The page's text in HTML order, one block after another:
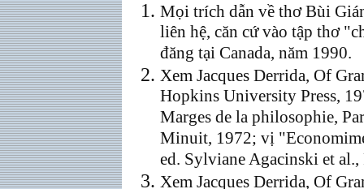
Mọi trích dẫn về thơ Bùi
liên hệ, căn cứ vào tập thơ
đăng tại Canada, năm 1990.
Xem Jacques Derrida, Of
Hopkins University Press,
Marges de la philosophie,
Minuit, 1972; vị
ed. Sylviane Agacinski et
Xem Jacques Derrida, Of